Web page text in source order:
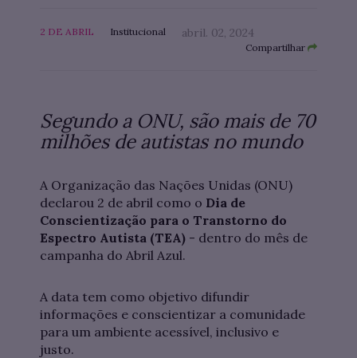
2 DE ABRIL Institucional abril. 02, 2024
Compartilhar
Segundo a ONU, são mais de 70
milhões de autistas no mundo
A Organização das Nações Unidas (ONU)
declarou 2 de abril como o Dia de
Conscientização para o Transtorno do
Espectro Autista (TEA) - dentro do mês de
campanha do Abril Azul.
A data tem como objetivo difundir
informações e conscientizar a comunidade
para um ambiente acessível, inclusivo e
justo.